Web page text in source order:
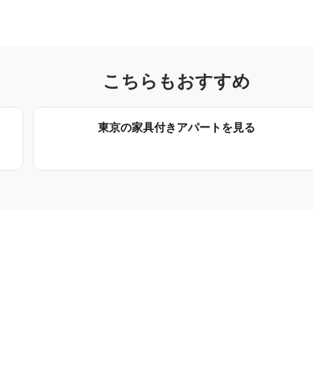
こちらもおすすめ
東京の家具付きアパートを見る